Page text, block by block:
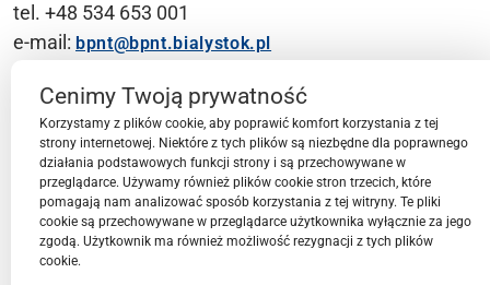
tel. +48 534 653 001
e-mail: bpnt@bpnt.bialystok.pl
Contact
BPN-T Area
BPN-T Offer
Cenimy Twoją prywatność
Korzystamy z plików cookie, aby poprawić komfort korzystania z tej
strony internetowej. Niektóre z tych plików są niezbędne dla poprawnego
działania podstawowych funkcji strony i są przechowywane w
przeglądarce. Używamy również plików cookie stron trzecich, które
pomagają nam analizować sposób korzystania z tej witryny. Te pliki
cookie są przechowywane w przeglądarce użytkownika wyłącznie za jego
zgodą. Użytkownik ma również możliwość rezygnacji z tych plików
cookie.